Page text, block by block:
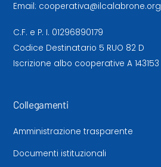
Email: cooperativa@ilcalabrone.org
C.F. e P. I. 01296890179
Codice Destinatario 5 RUO 82 D
Iscrizione albo cooperative A 143153
Collegamenti
Amministrazione trasparente
Documenti istituzionali